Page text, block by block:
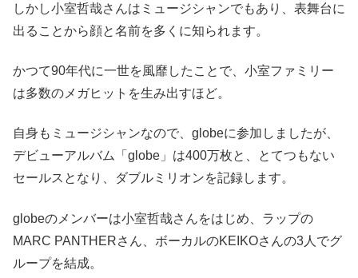
しかし小室哲哉さんはミュージシャンでもあり、表舞台に
出ることから顔と名前を多くに知られます。
かつて90年代に一世を風靡したことで、小室ファミリー
は多数のメガヒットを生み出すほど。
自身もミュージシャンなので、globeに参加しましたが、
デビューアルバム「globe」は400万枚と、とてつもない
セールスとなり、ダブルミリオンを記録します。
globeのメンバーは小室哲哉さんをはじめ、ラップの
MARC PANTHERさん、ボーカルのKEIKOさんの3人でグ
ループを結成。